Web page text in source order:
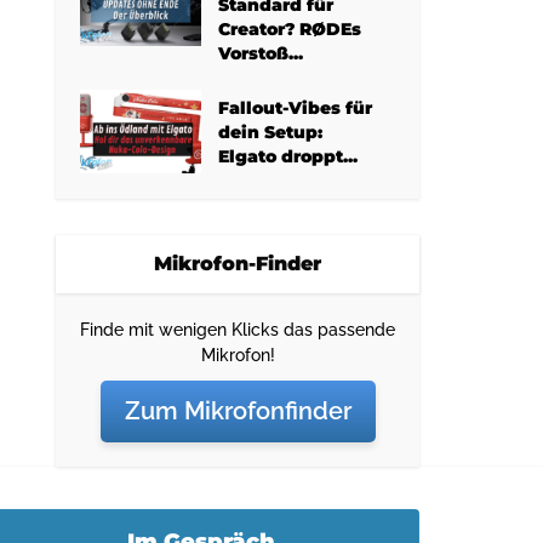
Standard für
Creator? RØDEs
Vorstoß...
Fallout-Vibes für
dein Setup:
Elgato droppt...
Mikrofon-Finder
Finde mit wenigen Klicks das passende
Mikrofon!
Zum Mikrofonfinder